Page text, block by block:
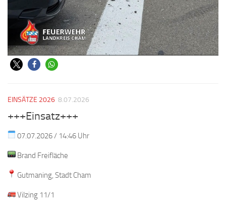
EINSÄTZE 2026 8.07.2026
+++Einsatz+++
07.07.2026 / 14:46 Uhr
Brand Freifläche
Gutmaning, Stadt Cham
Vilzing 11/1